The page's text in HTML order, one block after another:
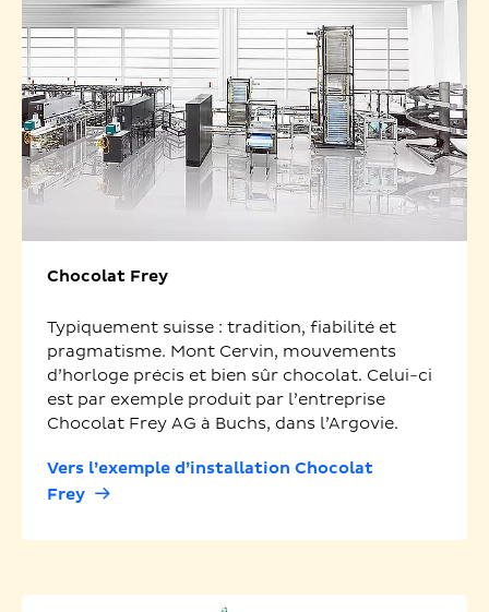
Chocolat Frey
Typiquement suisse : tradition, fiabilité et
pragmatisme. Mont Cervin, mouvements
d’horloge précis et bien sûr chocolat. Celui-ci
est par exemple produit par l’entreprise
Chocolat Frey AG à Buchs, dans l’Argovie.
Vers l’exemple d’installation Chocolat
Frey